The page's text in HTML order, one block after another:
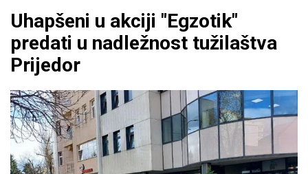
Uhapšeni u akciji "Egzotik"
predati u nadležnost tužilaštva
Prijedor